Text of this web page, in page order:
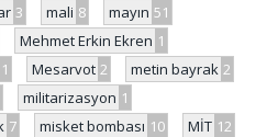
3 mali 8 mayın 51
Mehmet Erkin Ekren 1
1 Mesarvot 2 metin bayrak 2
militarizasyon 1
7 misket bombası 10 MİT 12